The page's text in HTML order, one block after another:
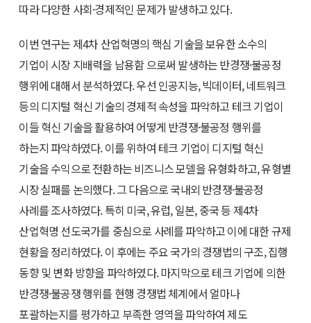
따라 다양한 사회·경제적인 문제가 발생하고 있다.
이번 연구는 제4차 산업혁명의 핵심 기술을 보유한 소수의
기업이 시장 지배력을 남용함 으로써 발생하는 반경쟁·불공정
행위에 대해서 분석하였다. 우선 인공지능, 빅데이터, 네트워크
등의 디지털 혁신 기술의 경제적 속성을 파악하고 테크 기업이
이들 혁신 기술을 활용하여 어떻게 반경쟁·불공정 행위를
하는지 파악하였다. 이를 위하여 테크 기업이 디지털 혁신
기술을 수익으로 전환하는 비즈니스 모델을 유형화하고, 유형별
시장 실패를 논의했다. 그 다음으로 국내외 반경쟁·불공정
사례를 조사하였다. 특히 미국, 유럽, 일본, 중국 등 제4차
산업혁명 선도국가를 중심으로 사례를 파악하고 이에 대한 규제
현황을 정리하였다. 이 후에는 주요 국가의 경쟁법의 구조, 집행
동향 및 변화 방향을 파악하였다. 마지막으로 테크 기업에 의한
반경쟁·불공쟁 행위를 현행 경쟁법 체계에서 얼마나
포괄하는지를 평가하고 부족한 영역을 파악하여 제도